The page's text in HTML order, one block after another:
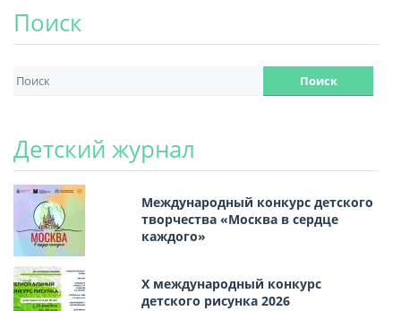
Поиск
Детский журнал
Международный конкурс детского
творчества «Москва в сердце
каждого»
Х международный конкурс
детского рисунка 2026